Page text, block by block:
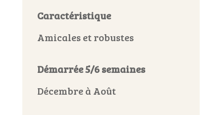
Caractéristique
Amicales et robustes
Démarrée 5/6 semaines
Décembre à Août